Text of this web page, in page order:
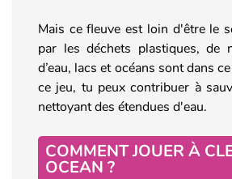
Mais ce fleuve est loin d'être le
par les déchets plastiques, de
d’eau, lacs et océans sont dans
ce jeu, tu peux contribuer à
nettoyant des étendues d'eau.
COMMENT JOUER À
OCEAN ?